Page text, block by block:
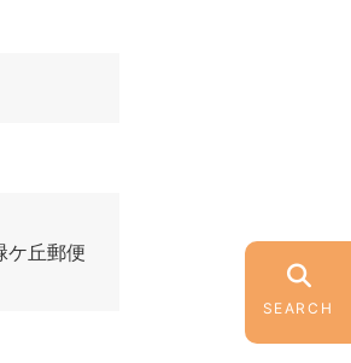
ケ丘郵便
SEARCH